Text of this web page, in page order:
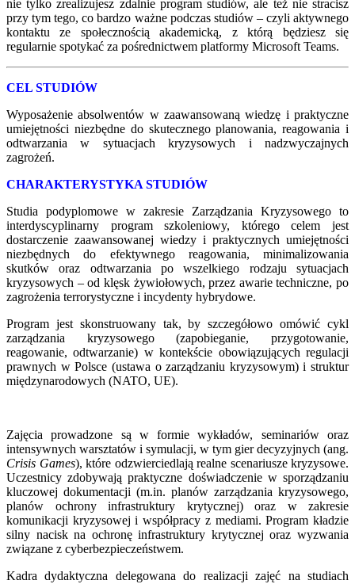
nie tylko zrealizujesz zdalnie program studiów, ale też nie stracisz
przy tym tego, co bardzo ważne podczas studiów – czyli aktywnego
kontaktu ze społecznością akademicką, z którą będziesz się
regularnie spotykać za pośrednictwem platformy Microsoft Teams.
CEL STUDIÓW
Wyposażenie absolwentów w zaawansowaną wiedzę i praktyczne
umiejętności niezbędne do skutecznego planowania, reagowania i
odtwarzania w sytuacjach kryzysowych i nadzwyczajnych
zagrożeń.
CHARAKTERYSTYKA STUDIÓW
Studia podyplomowe w zakresie Zarządzania Kryzysowego to
interdyscyplinarny program szkoleniowy, którego celem jest
dostarczenie zaawansowanej wiedzy i praktycznych umiejętności
niezbędnych do efektywnego reagowania, minimalizowania
skutków oraz odtwarzania po wszelkiego rodzaju sytuacjach
kryzysowych – od klęsk żywiołowych, przez awarie techniczne, po
zagrożenia terrorystyczne i incydenty hybrydowe.
Program jest skonstruowany tak, by szczegółowo omówić cykl
zarządzania kryzysowego (zapobieganie, przygotowanie,
reagowanie, odtwarzanie) w kontekście obowiązujących regulacji
prawnych w Polsce (ustawa o zarządzaniu kryzysowym) i struktur
międzynarodowych (NATO, UE).
Zajęcia prowadzone są w formie wykładów, seminariów oraz
intensywnych warsztatów i symulacji, w tym gier decyzyjnych (ang.
Crisis Games), które odzwierciedlają realne scenariusze kryzysowe.
Uczestnicy zdobywają praktyczne doświadczenie w sporządzaniu
kluczowej dokumentacji (m.in. planów zarządzania kryzysowego,
planów ochrony infrastruktury krytycznej) oraz w zakresie
komunikacji kryzysowej i współpracy z mediami. Program kładzie
silny nacisk na ochronę infrastruktury krytycznej oraz wyzwania
związane z cyberbezpieczeństwem.
Kadra dydaktyczna delegowana do realizacji zajęć na studiach